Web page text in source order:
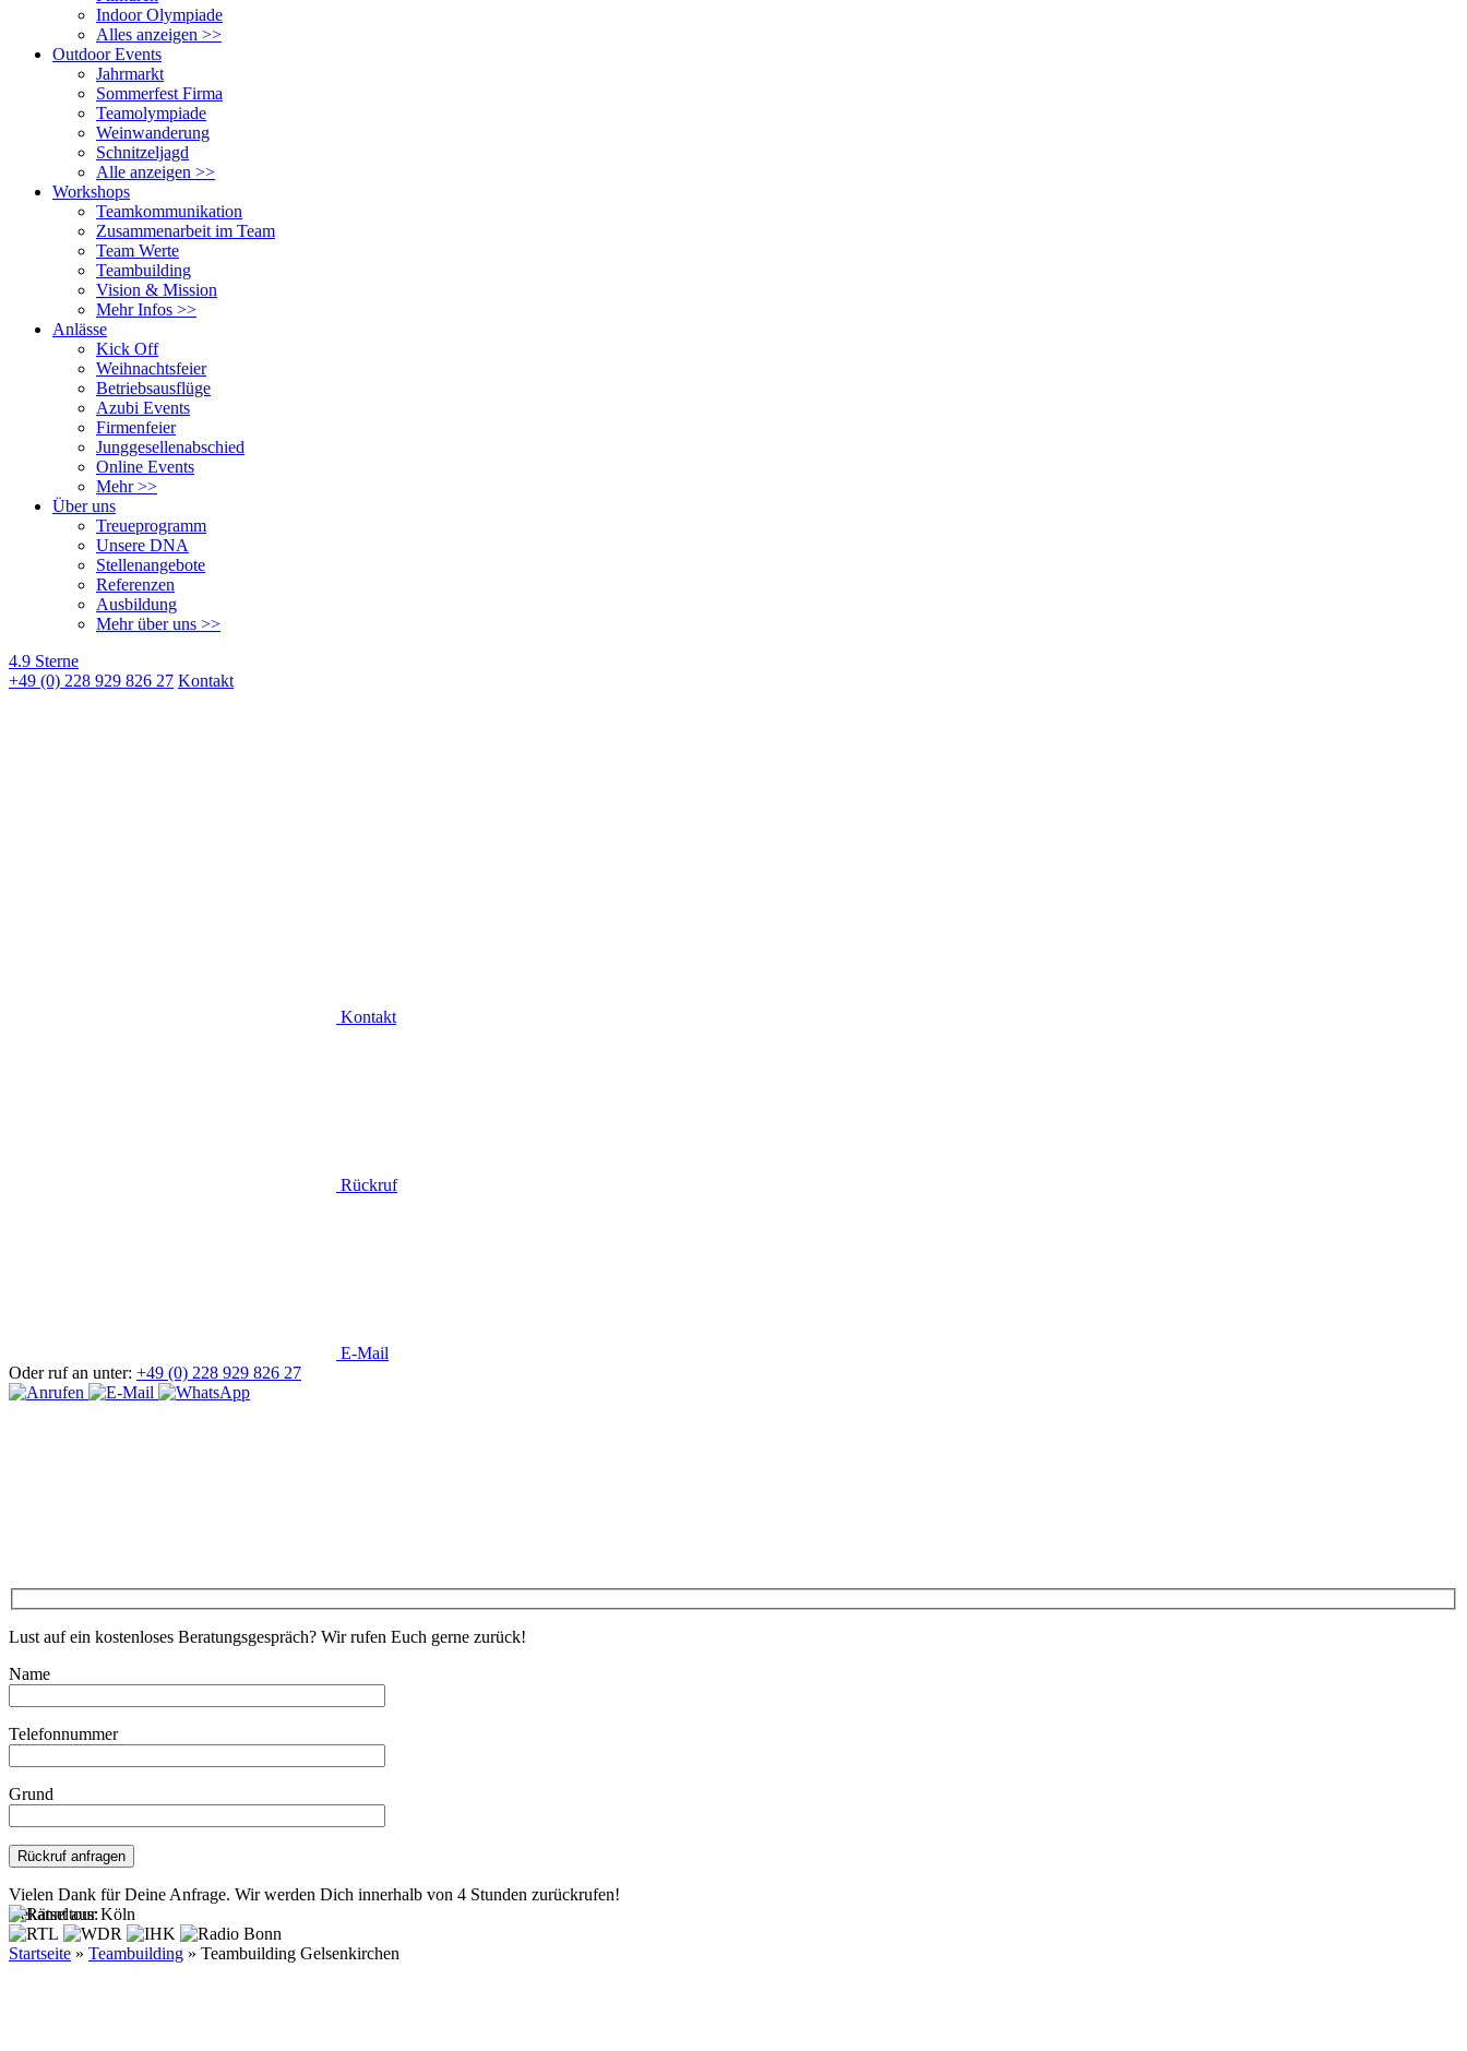
Indoor Olympiade
Alles anzeigen >>
Outdoor Events
Jahrmarkt
Sommerfest Firma
Teamolympiade
Weinwanderung
Schnitzeljagd
Alle anzeigen >>
Workshops
Teamkommunikation
Zusammenarbeit im Team
Team Werte
Teambuilding
Vision & Mission
Mehr Infos >>
Anlässe
Kick Off
Weihnachtsfeier
Betriebsausflüge
Azubi Events
Firmenfeier
Junggesellenabschied
Online Events
Mehr >>
Über uns
Treueprogramm
Unsere DNA
Stellenangebote
Referenzen
Ausbildung
Mehr über uns >>
4.9 Sterne
+49 (0) 228 929 826 27 Kontakt
Kontakt
Rückruf
E-Mail
Oder ruf an unter: +49 (0) 228 929 826 27
Lust auf ein kostenloses Beratungsgespräch? Wir rufen Euch gerne zurück!
Name
Telefonnummer
Grund
Vielen Dank für Deine Anfrage. Wir werden Dich innerhalb von 4 Stunden zurückrufen!
Bekannt aus:
Startseite » Teambuilding » Teambuilding Gelsenkirchen